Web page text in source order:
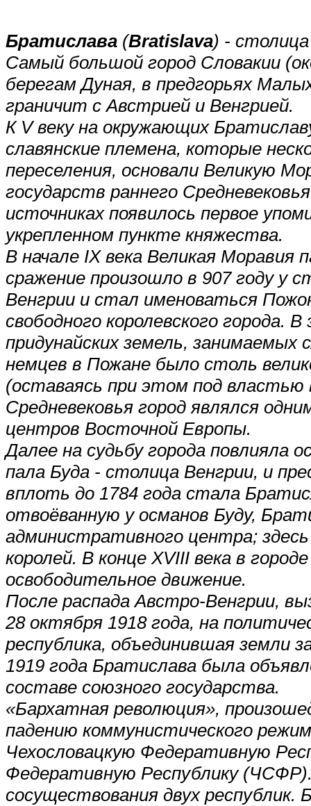
Братислава (Bratislava) -
Самый большой город Словакии
берегам Дуная, в предгорьях
граничит с Австрией и Венгрией.
К V веку на окружающих
славянские племена, которые
переселения, основали Великую
государств раннего
источниках появилось первое
укрепленном пункте княжества.
В начале IX века Великая
сражение произошло в 907 году у
Венгрии и стал именоваться
свободного королевского города.
придунайских земель,
немцев в Пожане было столь
(оставаясь при этом под властью
Средневековья город являлся
центров Восточной Европы.
Далее на судьбу города повлияла
пала Буда - столица Венгрии, и
вплоть до 1784 года стала
отвоёванную у османов Буду,
административного центра; здесь
королей. В конце XVIII века в
освободительное движение.
После распада Австро-Венгрии,
28 октября 1918 года, на
республика, объединившая земли
1919 года Братислава была
составе союзного государства.
«Бархатная революция»,
падению коммунистического
Чехословацкую Федеративную
Федеративную Республику
сосуществования двух республик.